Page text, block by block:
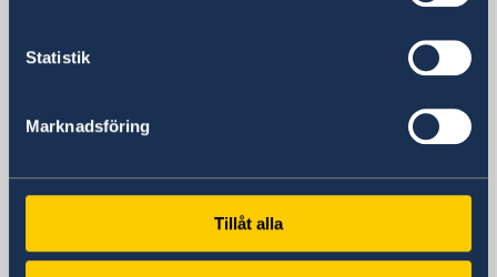
Statistik
Marknadsföring
Tillåt alla
Sveriges ambassad
Island, Reykjavik
Svenska konsulat
Akureyri